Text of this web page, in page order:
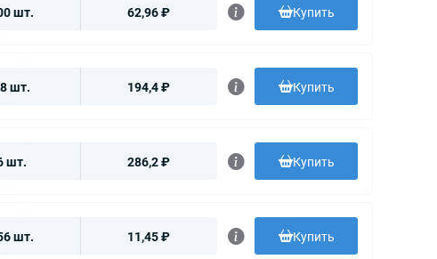
шт. 62,96 ₽ Купить
шт. 194,4 ₽ Купить
шт. 286,2 ₽ Купить
шт. 11,45 ₽ Купить